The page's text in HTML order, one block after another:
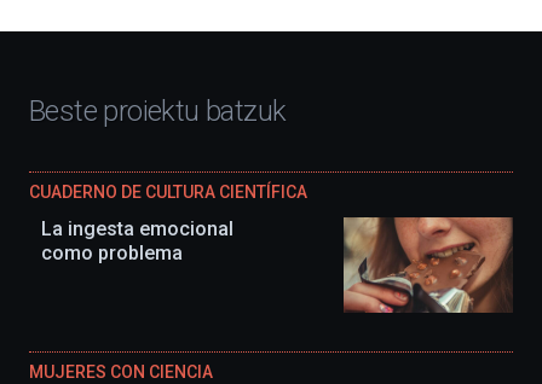
Beste proiektu batzuk
CUADERNO DE CULTURA CIENTÍFICA
La ingesta emocional
como problema
MUJERES CON CIENCIA